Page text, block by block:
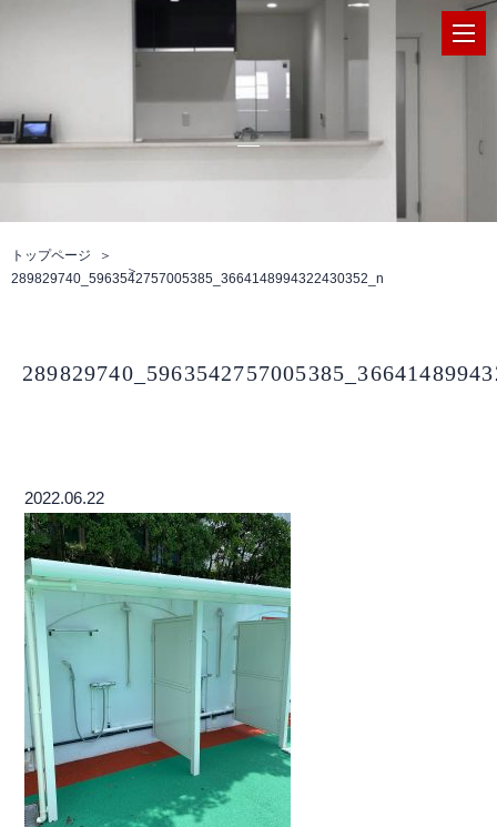
トップページ
289829740_5963542757005385_3664148994322430352_n
2022.06.22